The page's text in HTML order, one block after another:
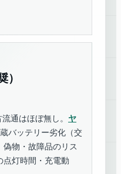
通はほぼ無し。 ヤ
バッテリー劣化（交
物・故障品のリス
点灯時間・充電動